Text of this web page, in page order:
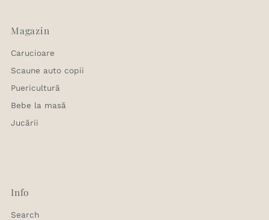
Magazin
Carucioare
Scaune auto copii
Puericultură
Bebe la masă
Jucării
Info
Search